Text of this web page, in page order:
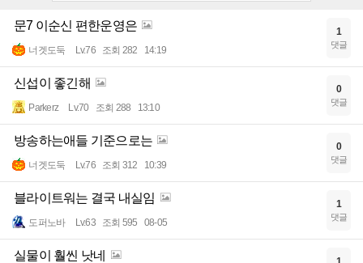
문7 이순신 편한운영은
너겟도둑 Lv.76 조회 282 14:19
1
댓글
신섭이 좋긴해
Parkerz Lv.70 조회 288 13:10
0
댓글
방송하는애들 기준으로는
너겟도둑 Lv.76 조회 312 10:39
0
댓글
블라이트워는 결국 내실임
도퍼노바 Lv.63 조회 595 08-05
1
댓글
실물이 훨씬 낫네